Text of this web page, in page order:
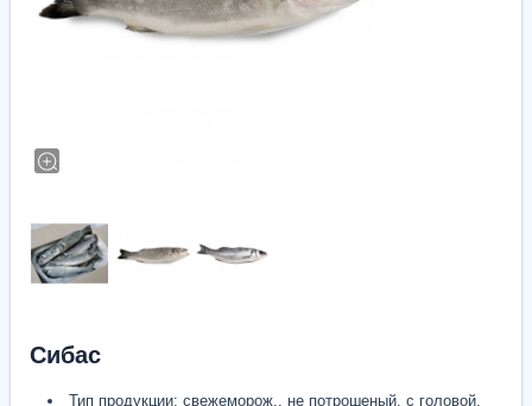
Сибас
Тип продукции: свежеморож., не потрошеный, с головой,